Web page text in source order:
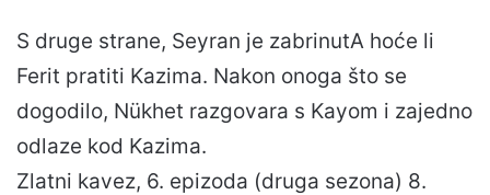
S druge strane, Seyran je zabrinutA hoće li
Ferit pratiti Kazima. Nakon onoga što se
dogodilo, Nükhet razgovara s Kayom i zajedno
odlaze kod Kazima.
Zlatni kavez, 6. epizoda (druga sezona) 8.